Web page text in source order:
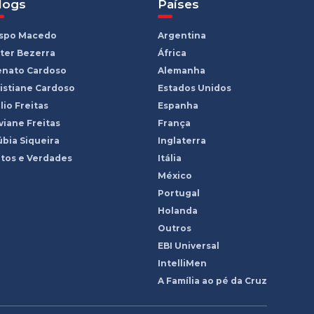
Macedo
Bezerra
Cardoso
Cardoso
Freitas
Freitas
Siqueira
e Verdades
Países
Argentina
África
Alemanha
Estados Unidos
Espanha
França
Inglaterra
Itália
México
Portugal
Holanda
Outros
EBI Universal
IntelliMen
A Família ao pé da Cruz